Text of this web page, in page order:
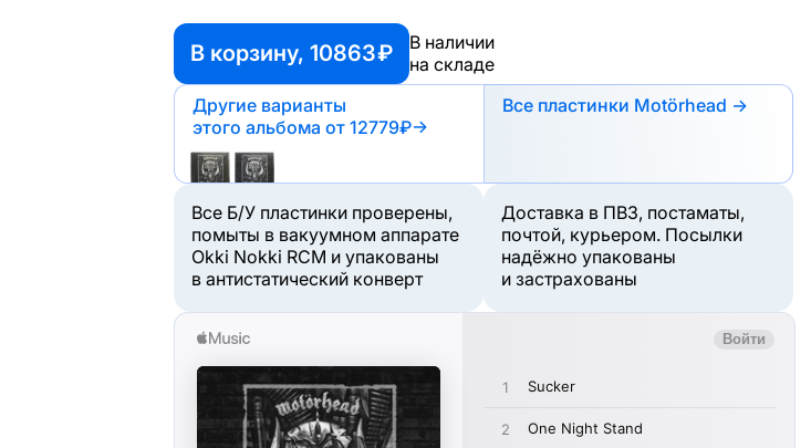
В корзину, 10863 ₽
В наличии
на складе
Другие варианты
этого альбома от 12779₽→
Все пластинки Motörhead →
Все Б/У пластинки проверены,
помыты в вакуумном аппарате
Okki Nokki RCM и упакованы
в антистатический конверт
Доставка в ПВЗ, постаматы,
почтой, курьером. Посылки
надёжно упакованы
и застрахованы